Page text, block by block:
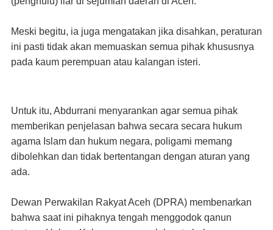
Meski begitu, ia juga mengatakan jika disahkan, peraturan
ini pasti tidak akan memuaskan semua pihak khususnya
pada kaum perempuan atau kalangan isteri.
Untuk itu, Abdurrani menyarankan agar semua pihak
memberikan penjelasan bahwa secara secara hukum
agama Islam dan hukum negara, poligami memang
dibolehkan dan tidak bertentangan dengan aturan yang
ada.
Dewan Perwakilan Rakyat Aceh (DPRA) membenarkan
bahwa saat ini pihaknya tengah menggodok qanun